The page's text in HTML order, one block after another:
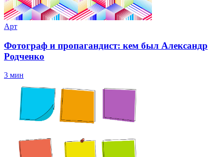
Арт
Фотограф и пропагандист: кем был Александр
Родченко
3 мин